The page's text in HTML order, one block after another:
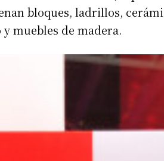
bloques, ladrillos,
muebles de madera.